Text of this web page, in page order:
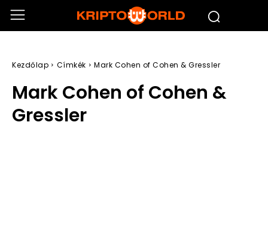
Kezdőlap Címkék Mark Cohen of Cohen & Gressler
Mark Cohen of Cohen &
Gressler